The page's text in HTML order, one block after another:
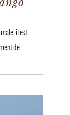
il est
de...